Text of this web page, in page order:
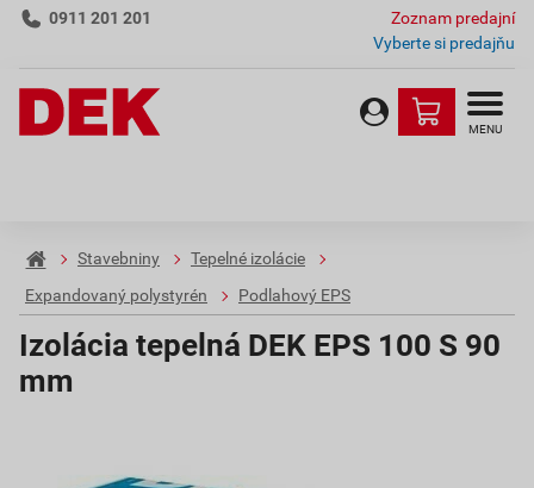
0911 201 201
Zoznam predajní
Vyberte si predajňu
MENU
Stavebniny
Tepelné izolácie
Expandovaný polystyrén
Podlahový EPS
Izolácia tepelná DEK EPS 100 S 90
mm